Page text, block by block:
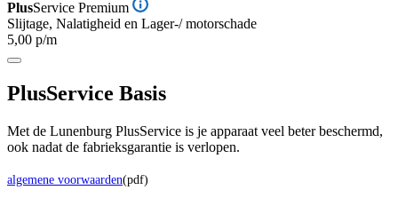
PlusService Premium
Slijtage, Nalatigheid en Lager-/ motorschade
5,00 p/m
PlusService Basis
Met de Lunenburg PlusService is je apparaat veel beter beschermd,
ook nadat de fabrieksgarantie is verlopen.
algemene voorwaarden(pdf)